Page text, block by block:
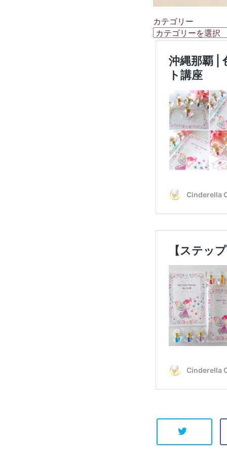
カテゴリー
カ
テ